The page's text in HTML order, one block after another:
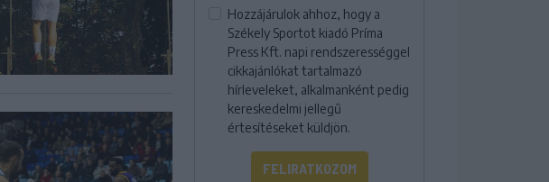
Hozzájárulok ahhoz, hogy a
Székely Sportot kiadó Príma
Press Kft. napi rendszerességgel
cikkajánlókat tartalmazó
hírleveleket, alkalmanként pedig
kereskedelmi jellegű
értesítéseket küldjön.
FELIRATKOZOM